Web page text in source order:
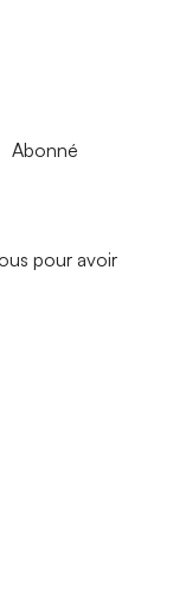
Abonné
pour avoir